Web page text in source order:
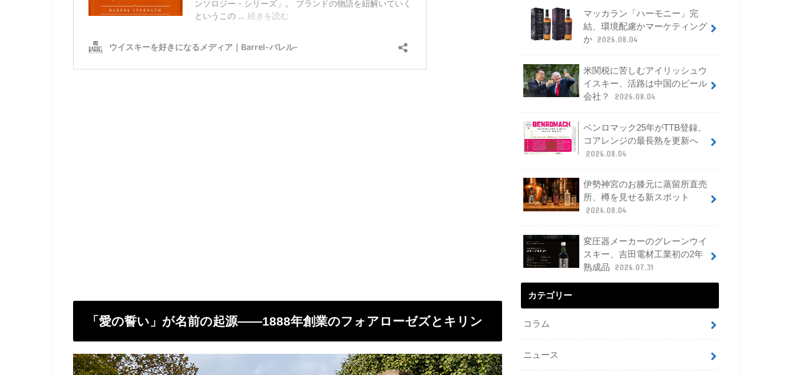
「愛の誓い」が名前の起源——1888年創業のフォアローゼズとキリン
マッカラン「ハーモニー」完
結、環境配慮かマーケティング
か 2026.08.04
米関税に苦しむアイリッシュウ
イスキー、活路は中国のビール
会社？
2026.08.04
ベンロマック25年がTTB登録、
コアレンジの最長熟を更新へ
2026.08.04
伊勢神宮のお膝元に蒸留所直売
所、樽を見せる新スポット
2026.08.04
変圧器メーカーのグレーンウイ
スキー、吉田電材工業初の2年
熟成品
2026.07.31
カテゴリー
コラム
ニュース